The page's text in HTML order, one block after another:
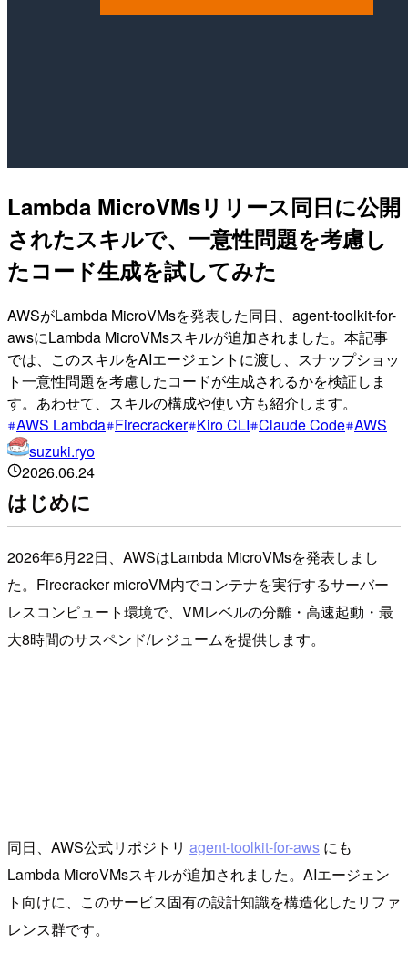
Lambda MicroVMsリリース同日に公開
されたスキルで、一意性問題を考慮し
たコード生成を試してみた
AWSがLambda MicroVMsを発表した同日、agent-toolkit-for-
awsにLambda MicroVMsスキルが追加されました。本記事
では、このスキルをAIエージェントに渡し、スナップショッ
ト一意性問題を考慮したコードが生成されるかを検証しま
す。あわせて、スキルの構成や使い方も紹介します。
AWS Lambda Firecracker Kiro CLI Claude Code AWS
suzuki.ryo
2026.06.24
はじめに
2026年6月22日、AWSはLambda MicroVMsを発表しまし
た。Firecracker microVM内でコンテナを実行するサーバー
レスコンピュート環境で、VMレベルの分離・高速起動・最
大8時間のサスペンド/レジュームを提供します。
同日、AWS公式リポジトリ agent-toolkit-for-aws にも
Lambda MicroVMsスキルが追加されました。AIエージェン
ト向けに、このサービス固有の設計知識を構造化したリファ
レンス群です。